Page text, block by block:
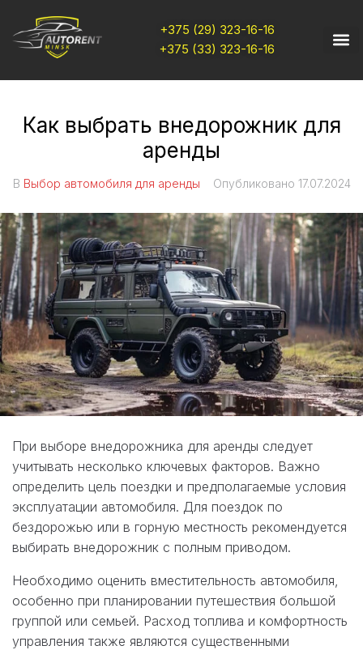
+375 (29) 323-16-16
+375 (33) 323-16-16
Как выбрать внедорожник для
аренды
В Выбор автомобиля для аренды Опубликовано 17.07.2024
При выборе внедорожника для аренды следует
учитывать несколько ключевых факторов. Важно
определить цель поездки и предполагаемые условия
эксплуатации автомобиля. Для поездок по
бездорожью или в горную местность рекомендуется
выбирать внедорожник с полным приводом.
Необходимо оценить вместительность автомобиля,
особенно при планировании путешествия большой
группой или семьей. Расход топлива и комфортность
управления также являются существенными